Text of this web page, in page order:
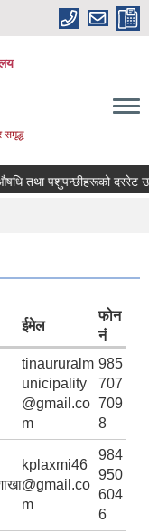
समृद्ध-
तथा पशुपन्छीहरूको दररेट
ईमेल
फोन
नं
tinaururalm
unicipality
@gmail.co
m
985
707
709
8
kplaxmi46
@gmail.co
m
984
950
604
6